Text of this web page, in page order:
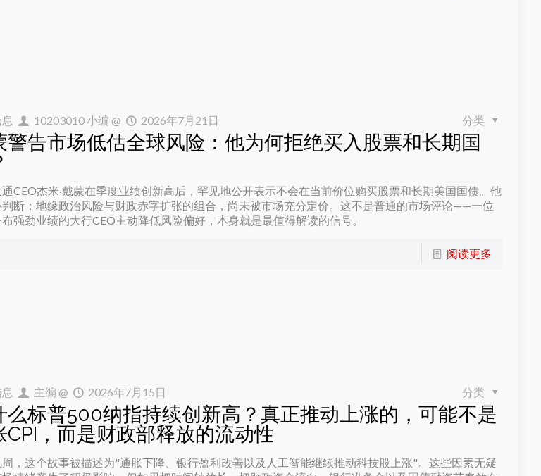
10203010 小编 @ 2026年7月21日 分类
警告市场低估全球风险：他为何拒绝买入股票和长期国
通CEO杰米·戴蒙在季度业绩创新高后，罕见地公开表示不会在当前价位购买股票和长期美国国债。他
判断：地缘政治风险与财政赤字扩张的组合，尚未被市场充分定价。这不是普通的市场评论——一位
强劲业绩的大行CEO主动降低风险偏好，本身就是最值得解读的信号。
阅读更多
主编 @ 2026年7月15日 分类
么标普500纳指持续创新高？真正推动上涨的，可能不是
CPI，而是财政部释放的流动性
，这个故事被描述为"通胀下降、银行盈利改善以及人工智能继续推动科技股上涨"。这些因素无疑